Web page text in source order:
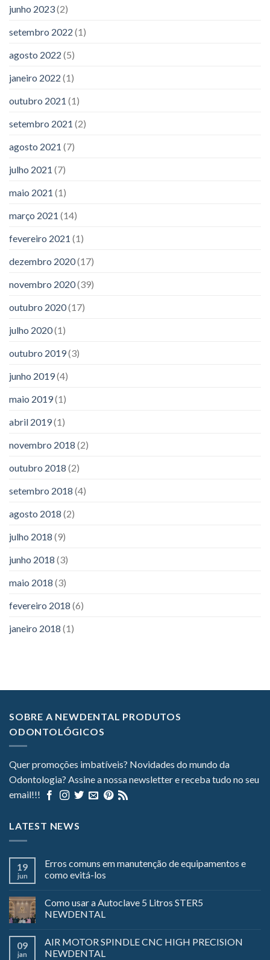
junho 2023(2)
setembro 2022 (1)
agosto 2022 (5)
janeiro 2022 (1)
outubro 2021 (1)
setembro 2021 (2)
agosto 2021 (7)
julho 2021 (7)
maio 2021 (1)
março 2021 (14)
fevereiro 2021 (1)
dezembro 2020(17)
novembro 2020(39)
outubro 2020(17)
julho 2020(1)
outubro 2019(3)
junho 2019(4)
maio 2019(1)
abril 2019(1)
novembro 2018 (2)
outubro 2018 (2)
setembro 2018 (4)
agosto 2018 (2)
julho 2018 (9)
junho 2018 (3)
maio 2018 (3)
fevereiro 2018 (6)
janeiro 2018 (1)
SOBRE A NEWDENTAL PRODUTOS
ODONTOLÓGICOS
Quer promoções imbatíveis? Novidades do mundo da
Odontologia? Assine a nossa newsletter e receba tudo no seu
email!!!
LATEST NEWS
19
jun
Erros comuns em manutenção de equipamentos e
como evitá-los
Como usar a Autoclave 5 Litros STER5
NEWDENTAL
09
jan
AIR MOTOR SPINDLE CNC HIGH PRECISION
NEWDENTAL